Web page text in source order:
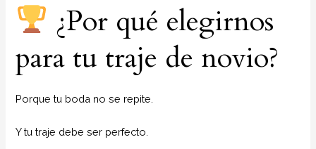
¿Por qué elegirnos
para tu traje de novio?
Porque tu boda no se repite.
Y tu traje debe ser perfecto.